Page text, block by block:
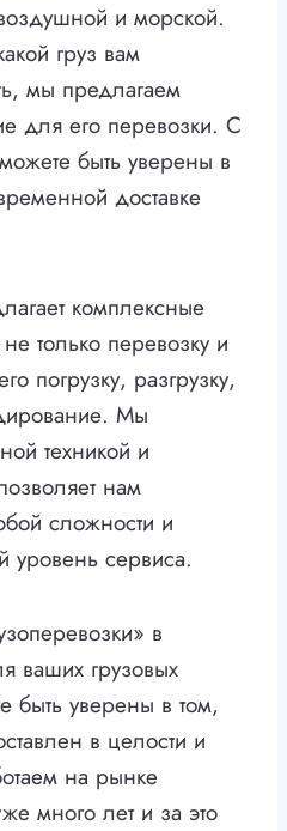
и морской.
груз вам
мы предлагаем
для его перевозки. С
быть уверены в
доставке
комплексные
только перевозку и
погрузку, разгрузку,
Мы
техникой и
нам
сложности и
уровень сервиса.
в
ваших грузовых
быть уверены в том,
в целости и
на рынке
много лет и за это